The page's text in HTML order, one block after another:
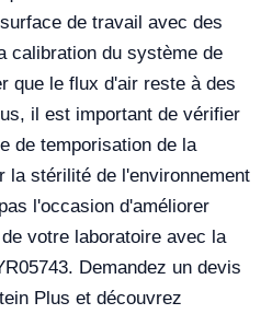
de travail avec des
calibration du système de
que le flux d'air reste à des
il est important de vérifier
de temporisation de la
la stérilité de l'environnement
l'occasion d'améliorer
votre laboratoire avec la
Demandez un devis
Plus et découvrez